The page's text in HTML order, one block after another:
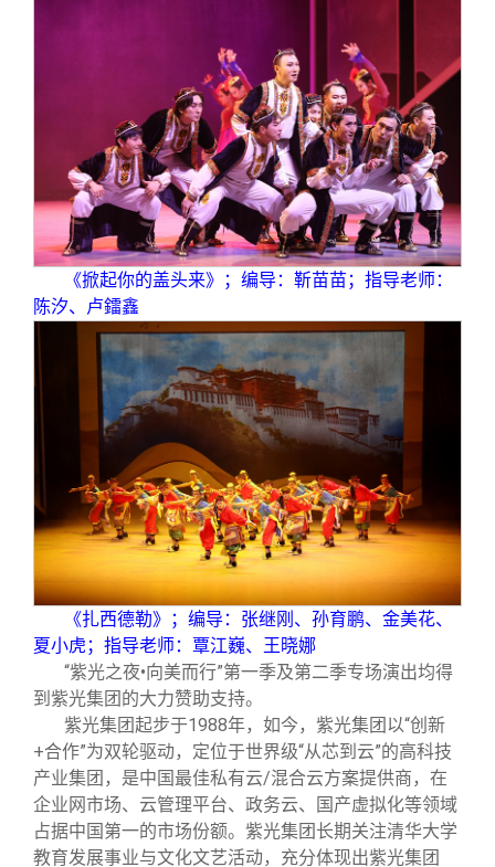
《掀起你的盖头来》；编导：靳苗苗；指导老师：
陈汐、卢鐳鑫
《扎西德勒》；编导：张继刚、孙育鹏、金美花、
夏小虎；指导老师：覃江巍、王晓娜
“紫光之夜•向美而行”第一季及第二季专场演出均得
到紫光集团的大力赞助支持。
紫光集团起步于1988年，如今，紫光集团以“创新
+合作”为双轮驱动，定位于世界级“从芯到云”的高科技
产业集团，是中国最佳私有云/混合云方案提供商，在
企业网市场、云管理平台、政务云、国产虚拟化等领域
占据中国第一的市场份额。紫光集团长期关注清华大学
教育发展事业与文化文艺活动，充分体现出紫光集团